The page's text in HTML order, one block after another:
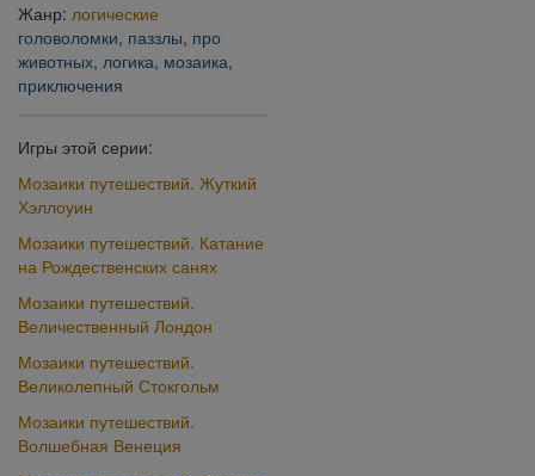
Жанр: логические
головоломки, паззлы, про
животных, логика, мозаика,
приключения
Игры этой серии:
Мозаики путешествий. Жуткий
Хэллоуин
Мозаики путешествий. Катание
на Рождественских санях
Мозаики путешествий.
Величественный Лондон
Мозаики путешествий.
Великолепный Стокгольм
Мозаики путешествий.
Волшебная Венеция